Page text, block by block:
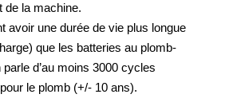
de la machine.
avoir une durée de vie plus longue
que les batteries au plomb-
d’au moins 3000 cycles
le plomb (+/- 10 ans).